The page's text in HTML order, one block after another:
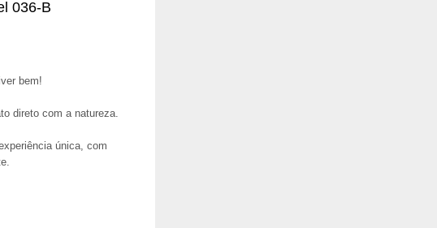
036-B
bem!
direto com a natureza.
única, com